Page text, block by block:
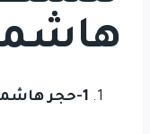
1-حجر هاشمي هيصم